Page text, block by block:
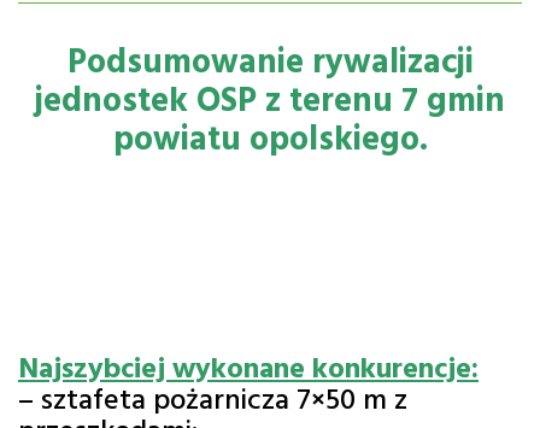
Podsumowanie rywalizacji
jednostek OSP z terenu 7 gmin
powiatu opolskiego.
Najszybciej wykonane konkurencje:
– sztafeta pożarnicza 7×50 m z